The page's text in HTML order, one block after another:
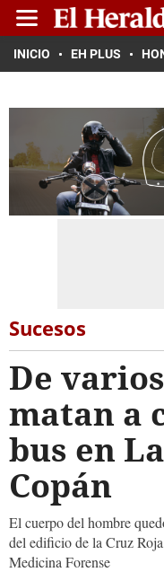
INICIO EH PLUS
Sucesos
De
matan a
bus en
Copán
El cuerpo del hombre
del edificio de la Cruz
Medicina Forense